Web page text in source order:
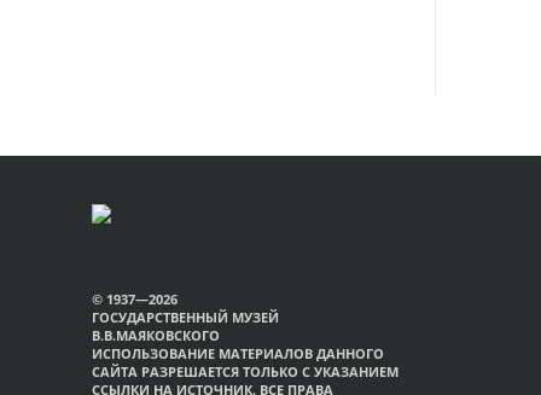
© 1937—2026
ГОСУДАРСТВЕННЫЙ МУЗЕЙ
В.В.МАЯКОВСКОГО
ИСПОЛЬЗОВАНИЕ МАТЕРИАЛОВ ДАННОГО
САЙТА РАЗРЕШАЕТСЯ ТОЛЬКО С УКАЗАНИЕМ
ССЫЛКИ НА ИСТОЧНИК. ВСЕ ПРАВА